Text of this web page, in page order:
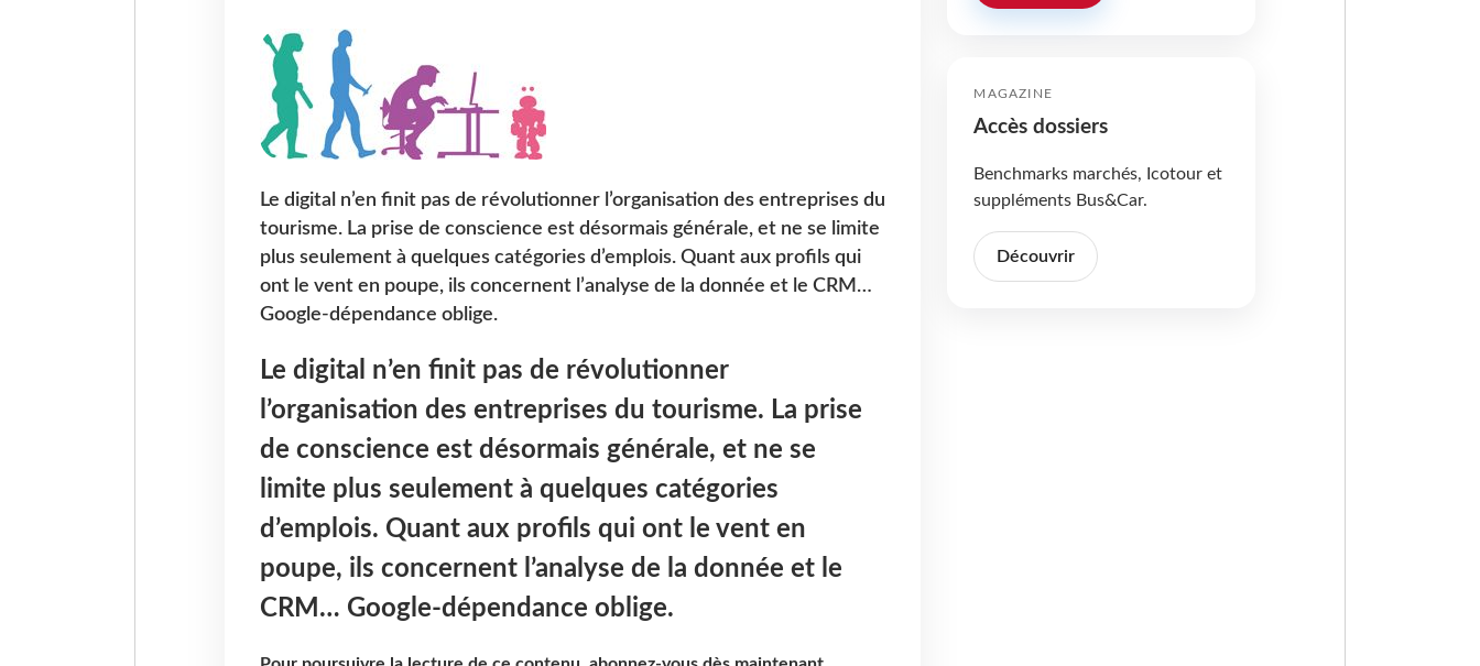
Le digital n’en finit pas de révolutionner l’organisation des entreprises du
tourisme. La prise de conscience est désormais générale, et ne se limite
plus seulement à quelques catégories d’emplois. Quant aux profils qui
ont le vent en poupe, ils concernent l’analyse de la donnée et le CRM…
Google-dépendance oblige.
Le digital n’en finit pas de révolutionner
l’organisation des entreprises du tourisme. La prise
de conscience est désormais générale, et ne se
limite plus seulement à quelques catégories
d’emplois. Quant aux profils qui ont le vent en
poupe, ils concernent l’analyse de la donnée et le
CRM… Google-dépendance oblige.
MAGAZINE
Accès dossiers
Benchmarks marchés, Icotour et
suppléments Bus&Car.
Découvrir